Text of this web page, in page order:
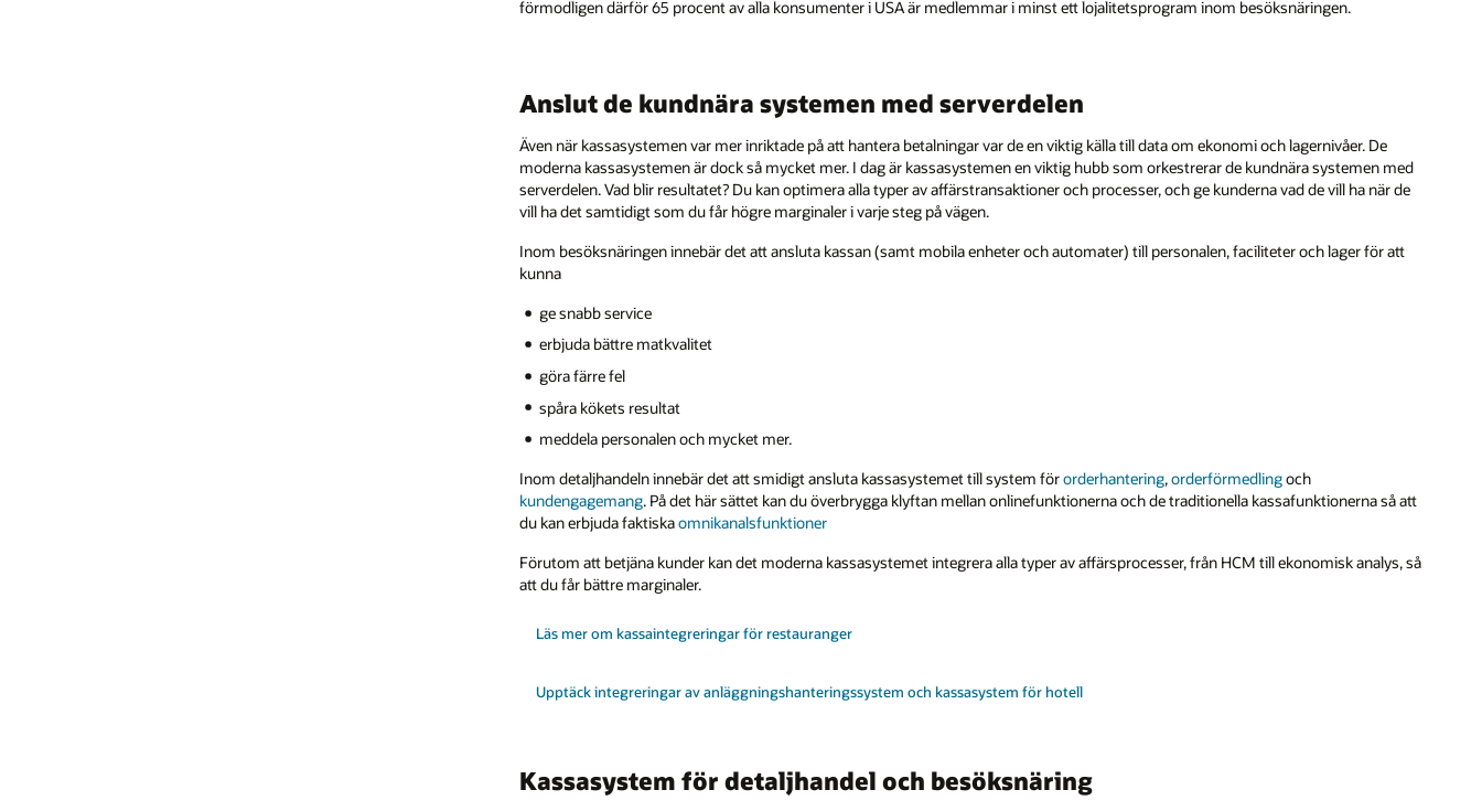
förmodligen därför 65 procent av alla konsumenter i USA är medlemmar i minst ett lojalitetsprogram inom besöksnäringen.
Anslut de kundnära systemen med serverdelen
Även när kassasystemen var mer inriktade på att hantera betalningar var de en viktig källa till data om ekonomi och lagernivåer. De
moderna kassasystemen är dock så mycket mer. I dag är kassasystemen en viktig hubb som orkestrerar de kundnära systemen med
serverdelen. Vad blir resultatet? Du kan optimera alla typer av affärstransaktioner och processer, och ge kunderna vad de vill ha när de
vill ha det samtidigt som du får högre marginaler i varje steg på vägen.
Inom besöksnäringen innebär det att ansluta kassan (samt mobila enheter och automater) till personalen, faciliteter och lager för att
kunna
ge snabb service
erbjuda bättre matkvalitet
göra färre fel
spåra kökets resultat
meddela personalen och mycket mer.
Inom detaljhandeln innebär det att smidigt ansluta kassasystemet till system förorderhantering,orderförmedlingoch
kundengagemang. På det här sättet kan du överbrygga klyftan mellan onlinefunktionerna och de traditionella kassafunktionerna så att
du kan erbjuda faktiskaomnikanalsfunktioner
Förutom att betjäna kunder kan det moderna kassasystemet integrera alla typer av affärsprocesser, från HCM till ekonomisk analys, så
att du får bättre marginaler.
Läs mer om kassaintegreringar för restauranger
Upptäck integreringar av anläggningshanteringssystem och kassasystem för hotell
Kassasystem för detaljhandel och besöksnäring